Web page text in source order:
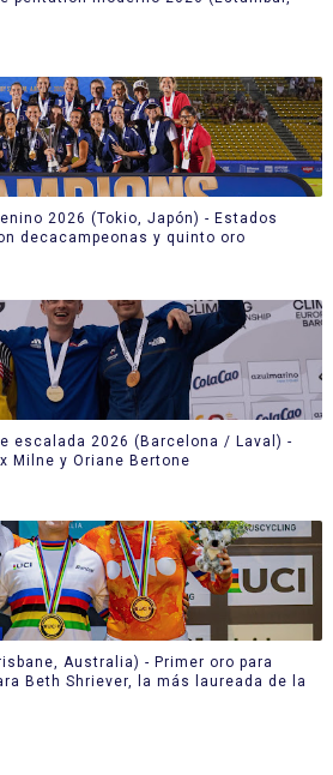
2026 (Tokio, Japón) - Estados
decacampeonas y quinto oro
escalada 2026 (Barcelona / Laval) -
Milne y Oriane Bertone
Australia) - Primer oro para
Beth Shriever, la más laureada de la